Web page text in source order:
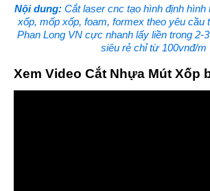
Nội dung:Cắt laser cnc tạo hình định hình
xốp, mốp xốp, foam, formex theo yêu cầu
Phan Long VN cực nhanh lấy liền trong 2-
siêu rẻ chỉ từ 100vnđ/m
Xem Video Cắt Nhựa Mút Xốp